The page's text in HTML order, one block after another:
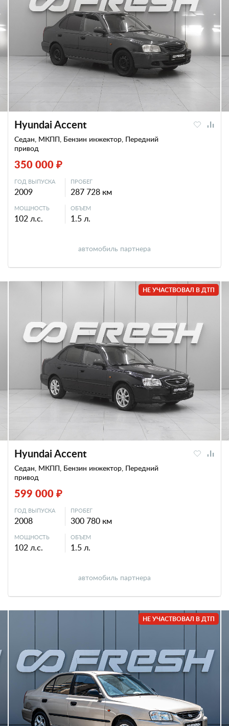
Hyundai Accent
Седан, МКПП, Бензин инжектор, Передний
привод
350 000 ₽
ГОД ВЫПУСКА
2009
ПРОБЕГ
287 728 км
МОЩНОСТЬ
102 л.с.
ОБЪЕМ
1.5 л.
автомобиль партнера
НЕ УЧАСТВОВАЛ В ДТП
Hyundai Accent
Седан, МКПП, Бензин инжектор, Передний
привод
599 000 ₽
ГОД ВЫПУСКА
2008
ПРОБЕГ
300 780 км
МОЩНОСТЬ
102 л.с.
ОБЪЕМ
1.5 л.
автомобиль партнера
НЕ УЧАСТВОВАЛ В ДТП